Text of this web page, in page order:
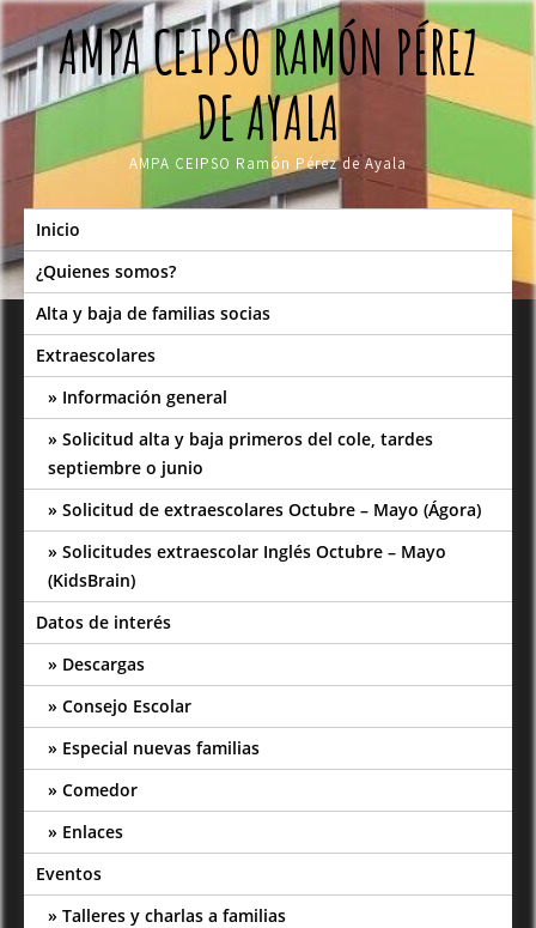
Skip
to
contentAMPA CEIPSO RAMÓN PÉREZ
DE AYALA
AMPA CEIPSO Ramón Pérez de Ayala
Inicio
¿Quienes somos?
Alta y baja de familias socias
Extraescolares
Información general
Solicitud alta y baja primeros del cole, tardes
septiembre o junio
Solicitud de extraescolares Octubre – Mayo (Ágora)
Solicitudes extraescolar Inglés Octubre – Mayo
(KidsBrain)
Datos de interés
Descargas
Consejo Escolar
Especial nuevas familias
Comedor
Enlaces
Eventos
Talleres y charlas a familias